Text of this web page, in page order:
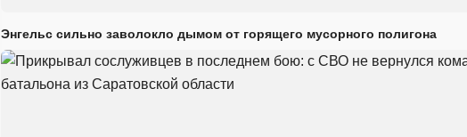
Энгельс сильно заволокло дымом от горящего мусорного полигона